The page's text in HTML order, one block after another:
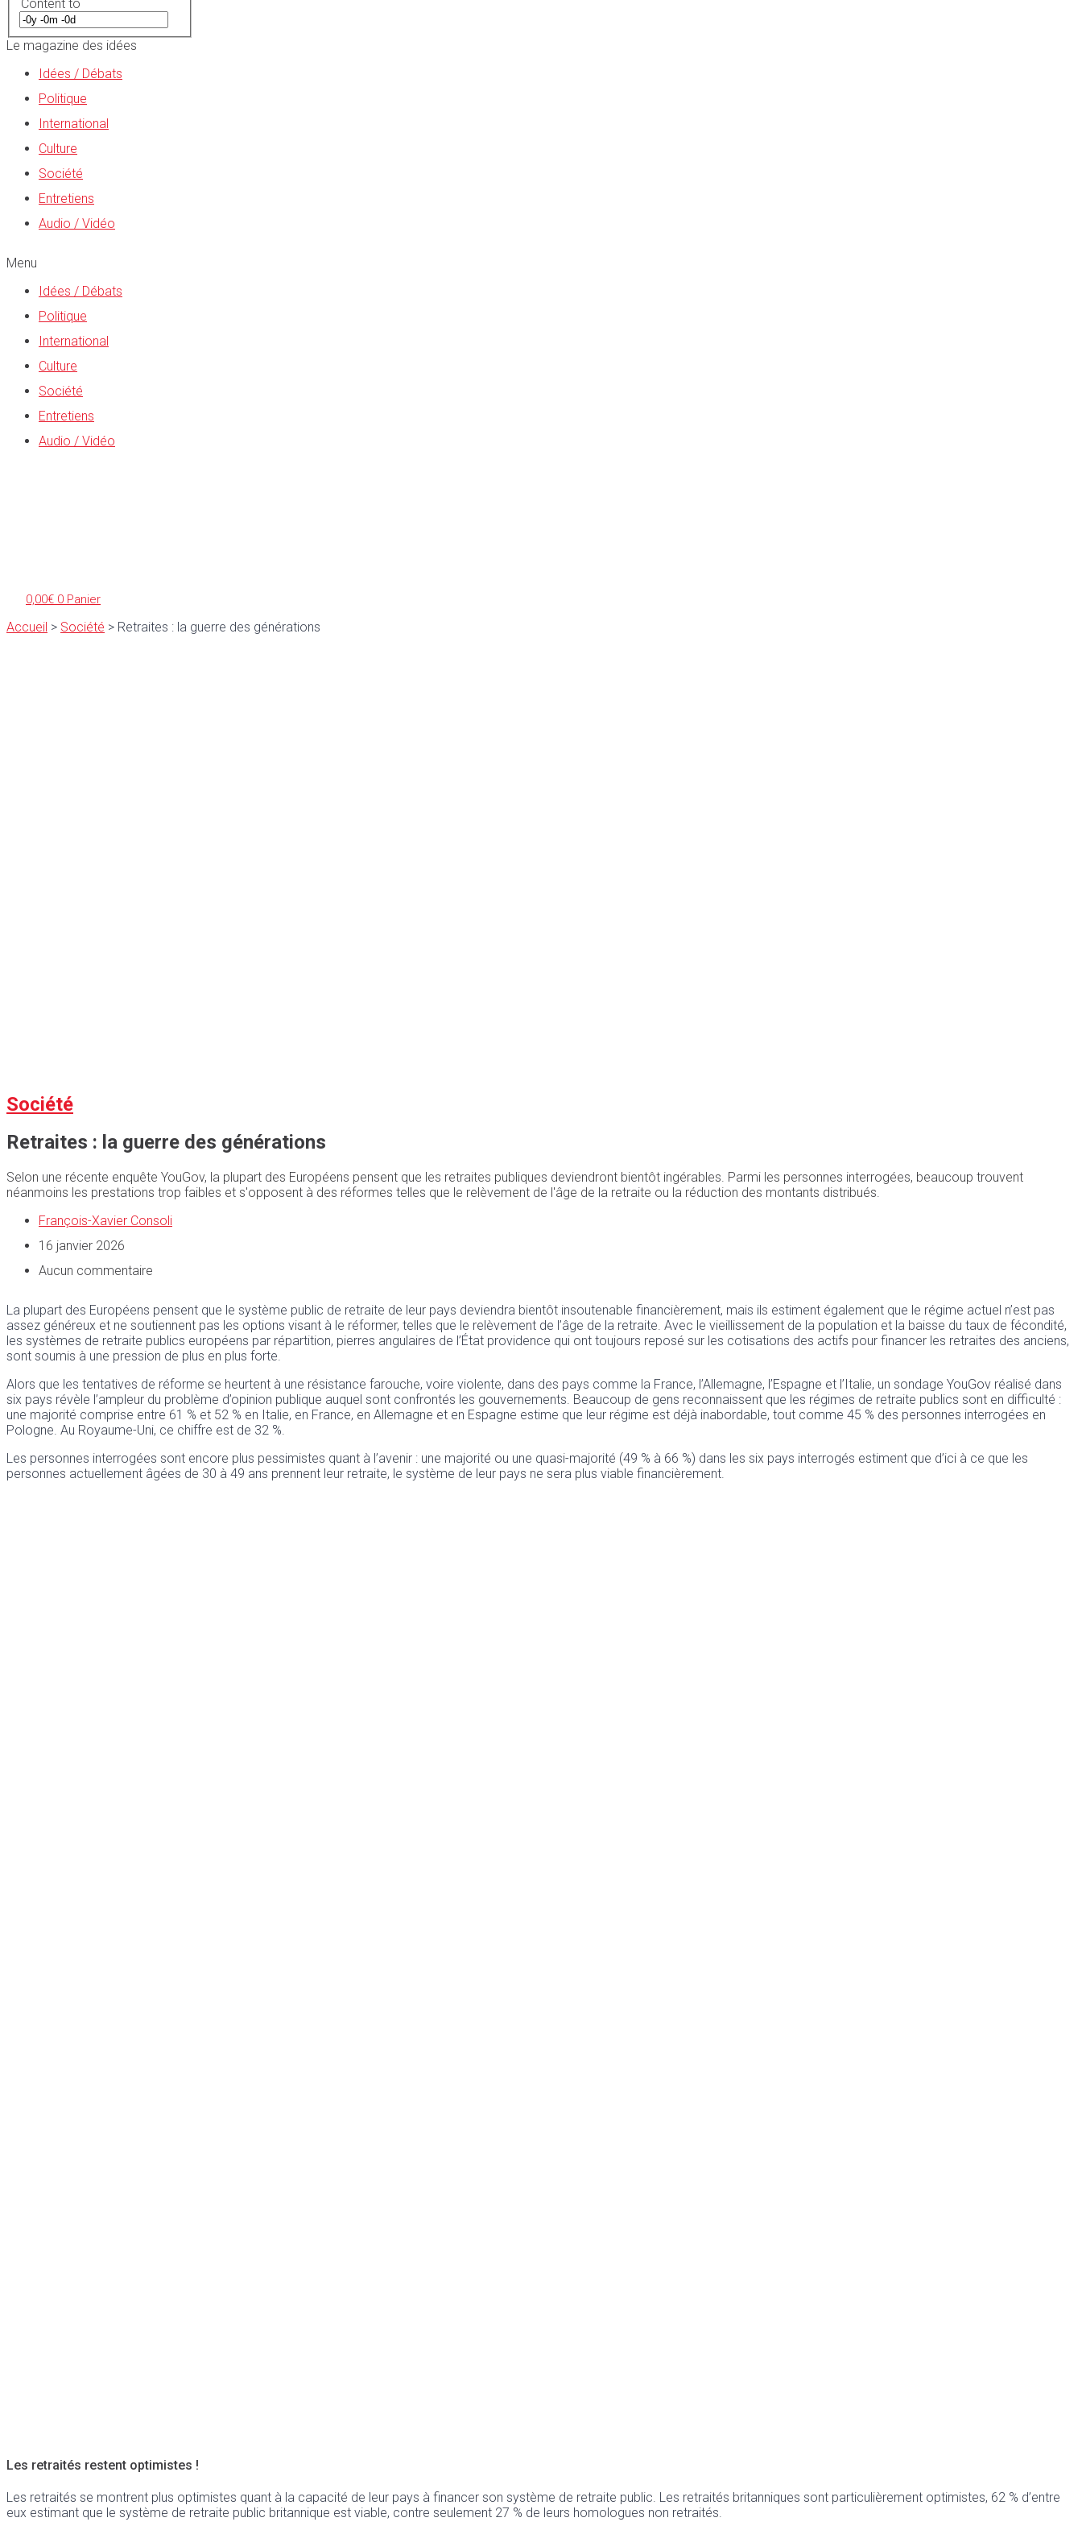
Content to
Le magazine des idées
Idées / Débats
Politique
International
Culture
Société
Entretiens
Audio / Vidéo
Menu
Idées / Débats
Politique
International
Culture
Société
Entretiens
Audio / Vidéo
0,00€ 0 Panier
Accueil > Société > Retraites : la guerre des générations
Société
Retraites : la guerre des générations
Selon une récente enquête YouGov, la plupart des Européens pensent que les retraites publiques deviendront bientôt ingérables. Parmi les personnes interrogées, beaucoup trouvent
néanmoins les prestations trop faibles et s'opposent à des réformes telles que le relèvement de l'âge de la retraite ou la réduction des montants distribués.
François-Xavier Consoli
16 janvier 2026
Aucun commentaire
La plupart des Européens pensent que le système public de retraite de leur pays deviendra bientôt insoutenable financièrement, mais ils estiment également que le régime actuel n’est pas
assez généreux et ne soutiennent pas les options visant à le réformer, telles que le relèvement de l’âge de la retraite. Avec le vieillissement de la population et la baisse du taux de fécondité,
les systèmes de retraite publics européens par répartition, pierres angulaires de l’État providence qui ont toujours reposé sur les cotisations des actifs pour financer les retraites des anciens,
sont soumis à une pression de plus en plus forte.
Alors que les tentatives de réforme se heurtent à une résistance farouche, voire violente, dans des pays comme la France, l’Allemagne, l’Espagne et l’Italie, un sondage YouGov réalisé dans
six pays révèle l’ampleur du problème d’opinion publique auquel sont confrontés les gouvernements. Beaucoup de gens reconnaissent que les régimes de retraite publics sont en difficulté :
une majorité comprise entre 61 % et 52 % en Italie, en France, en Allemagne et en Espagne estime que leur régime est déjà inabordable, tout comme 45 % des personnes interrogées en
Pologne. Au Royaume-Uni, ce chiffre est de 32 %.
Les personnes interrogées sont encore plus pessimistes quant à l’avenir : une majorité ou une quasi-majorité (49 % à 66 %) dans les six pays interrogés estiment que d’ici à ce que les
personnes actuellement âgées de 30 à 49 ans prennent leur retraite, le système de leur pays ne sera plus viable financièrement.
Les retraités restent optimistes !
Les retraités se montrent plus optimistes quant à la capacité de leur pays à financer son système de retraite public. Les retraités britanniques sont particulièrement optimistes, 62 % d’entre
eux estimant que le système de retraite public britannique est viable, contre seulement 27 % de leurs homologues non retraités.